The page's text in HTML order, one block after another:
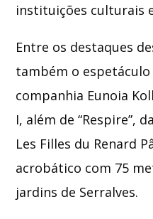
instituições culturais
Entre os destaques
também o espetáculo
companhia Eunoia
I, além de “Respire”,
Les Filles du Renard
acrobático com 75
jardins de Serralves.